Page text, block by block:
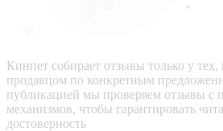
Кинпет собирает отзывы только у тех,
продавцом по конкретным
публикацией мы проверяем отзывы с
механизмов, чтобы гарантировать
достоверность